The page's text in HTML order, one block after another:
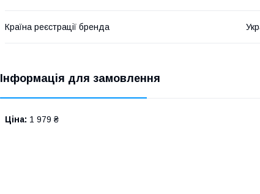
Країна реєстрації бренда
Інформація для замовлення
Ціна: 1 979 ₴